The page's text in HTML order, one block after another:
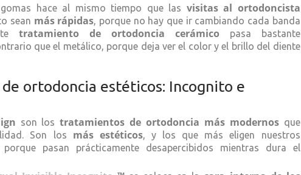
hace al mismo tiempo que las visitas al ortodoncista
sean más rápidas, porque no hay que ir cambiando cada banda
tratamiento de ortodoncia cerámico pasa bastante
que el metálico, porque deja ver el color y el brillo del diente
ortodoncia estéticos: Incognito e
son lostratamientos de ortodoncia más modernosque
Son los más estéticos, y los que más eligen nuestros
pasan prácticamente desapercibidos mientras dura el